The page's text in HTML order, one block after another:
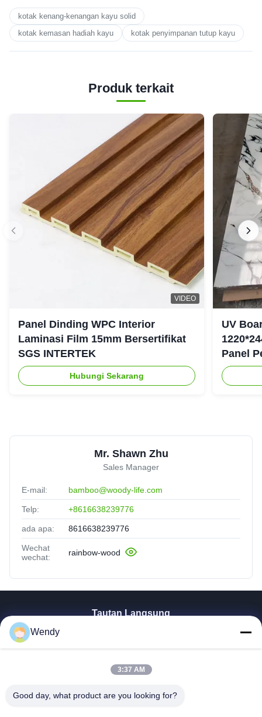
kotak kenang-kenangan kayu solid
kotak kemasan hadiah kayu
kotak penyimpanan tutup kayu
Produk terkait
VIDEO
Panel Dinding WPC Interior
Laminasi Film 15mm Bersertifikat
SGS INTERTEK
Hubungi Sekarang
UV
Panel
Mr. Shawn Zhu
Sales Manager
E-mail: bamboo@woody-life.com
Telp: +8616638239776
ada apa: 8616638239776
Wechat
wechat:
rainbow-wood
Tautan Langsung
Produk
Video
Pertunjukan VR
TENTANG KAMI
Wendy
3:37 AM
Good day, what product are you looking for?